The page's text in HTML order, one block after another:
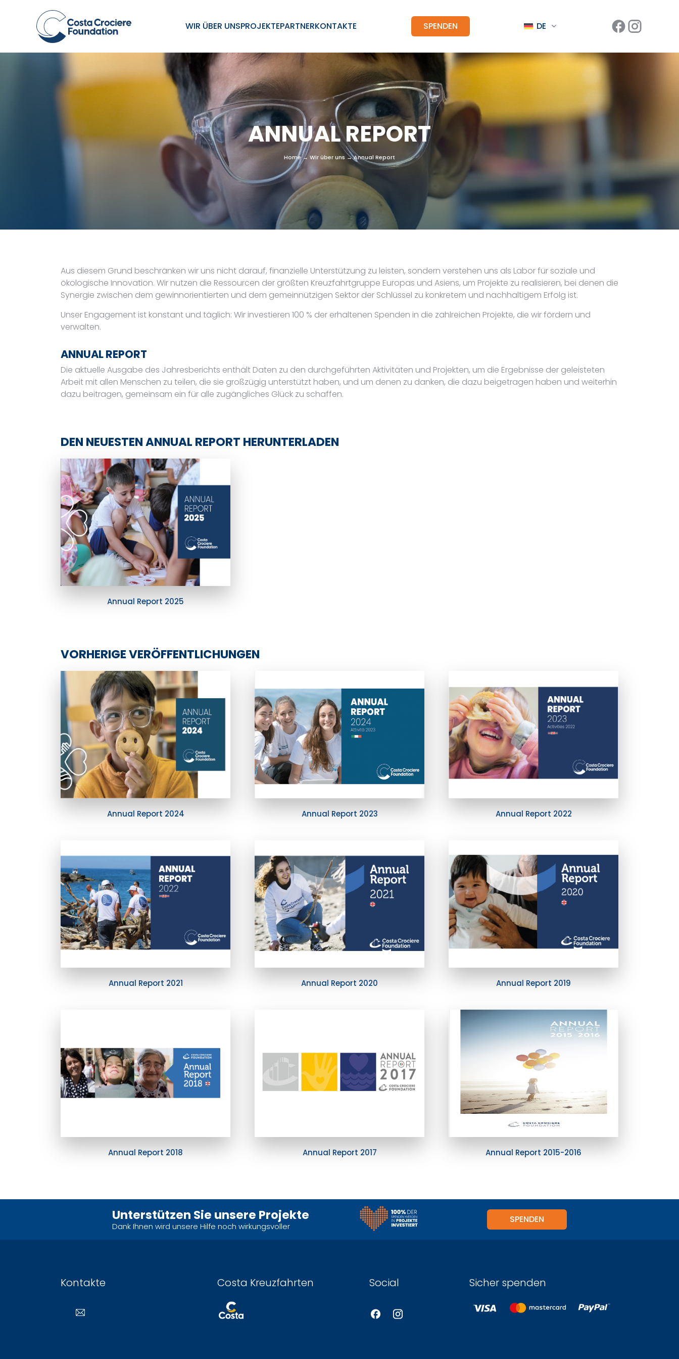
WIR ÜBER UNSPROJEKTEPARTNERKONTAKTE SPENDEN DE
ANNUAL REPORT
Home→ Wir über uns →Annual Report
Aus diesem Grund beschränken wir uns nicht darauf, finanzielle Unterstützung zu leisten, sondern verstehen uns als Labor für soziale und
ökologische Innovation. Wir nutzen die Ressourcen der größten Kreuzfahrtgruppe Europas und Asiens, um Projekte zu realisieren, bei denen die
Synergie zwischen dem gewinnorientierten und dem gemeinnützigen Sektor der Schlüssel zu konkretem und nachhaltigem Erfolg ist.
Unser Engagement ist konstant und täglich: Wir investieren 100 % der erhaltenen Spenden in die zahlreichen Projekte, die wir fördern und
verwalten.
ANNUAL REPORT
Die aktuelle Ausgabe des Jahresberichts enthält Daten zu den durchgeführten Aktivitäten und Projekten, um die Ergebnisse der geleisteten
Arbeit mit allen Menschen zu teilen, die sie großzügig unterstützt haben, und um denen zu danken, die dazu beigetragen haben und weiterhin
dazu beitragen, gemeinsam ein für alle zugängliches Glück zu schaffen.
DEN NEUESTEN ANNUAL REPORT HERUNTERLADEN
Annual Report 2025
VORHERIGE VERÖFFENTLICHUNGEN
Annual Report 2024 Annual Report 2023 Annual Report 2022
Annual Report 2021 Annual Report 2020 Annual Report 2019
Annual Report 2018 Annual Report 2017 Annual Report 2015-2016
Unterstützen Sie unsere Projekte
Dank Ihnen wird unsere Hilfe noch wirkungsvoller
SPENDEN
Kontakte Costa Kreuzfahrten Social Sicher spenden